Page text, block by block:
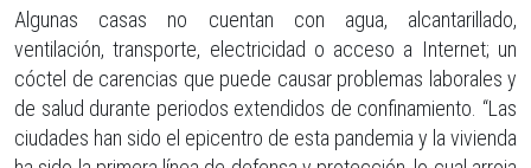
Algunas casas no cuentan con agua, alcantarillado,
ventilación, transporte, electricidad o acceso a Internet; un
cóctel de carencias que puede causar problemas laborales y
de salud durante periodos extendidos de confinamiento. “Las
ciudades han sido el epicentro de esta pandemia y la vivienda